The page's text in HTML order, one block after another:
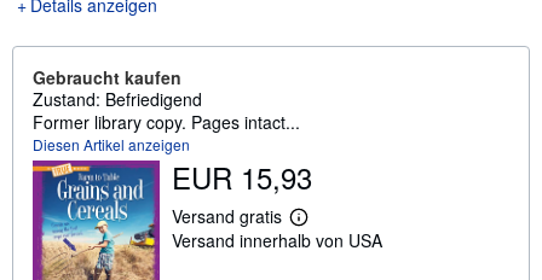
Gebraucht kaufen
Zustand: Befriedigend
Former library copy. Pages intact...
Diesen Artikel anzeigen
EUR 15,93
Versand gratis
W
e
Versand innerhalb von USA